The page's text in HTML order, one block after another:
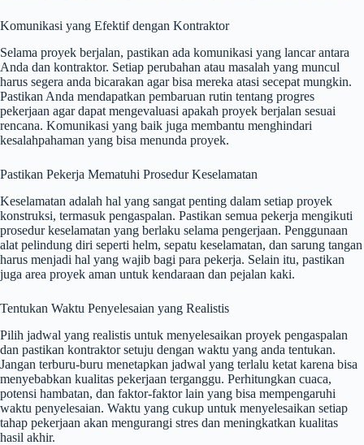
Komunikasi yang Efektif dengan Kontraktor
Selama proyek berjalan, pastikan ada komunikasi yang lancar antara
Anda dan kontraktor. Setiap perubahan atau masalah yang muncul
harus segera anda bicarakan agar bisa mereka atasi secepat mungkin.
Pastikan Anda mendapatkan pembaruan rutin tentang progres
pekerjaan agar dapat mengevaluasi apakah proyek berjalan sesuai
rencana. Komunikasi yang baik juga membantu menghindari
kesalahpahaman yang bisa menunda proyek.
Pastikan Pekerja Mematuhi Prosedur Keselamatan
Keselamatan adalah hal yang sangat penting dalam setiap proyek
konstruksi, termasuk pengaspalan. Pastikan semua pekerja mengikuti
prosedur keselamatan yang berlaku selama pengerjaan. Penggunaan
alat pelindung diri seperti helm, sepatu keselamatan, dan sarung tangan
harus menjadi hal yang wajib bagi para pekerja. Selain itu, pastikan
juga area proyek aman untuk kendaraan dan pejalan kaki.
Tentukan Waktu Penyelesaian yang Realistis
Pilih jadwal yang realistis untuk menyelesaikan proyek pengaspalan
dan pastikan kontraktor setuju dengan waktu yang anda tentukan.
Jangan terburu-buru menetapkan jadwal yang terlalu ketat karena bisa
menyebabkan kualitas pekerjaan terganggu. Perhitungkan cuaca,
potensi hambatan, dan faktor-faktor lain yang bisa mempengaruhi
waktu penyelesaian. Waktu yang cukup untuk menyelesaikan setiap
tahap pekerjaan akan mengurangi stres dan meningkatkan kualitas
hasil akhir.